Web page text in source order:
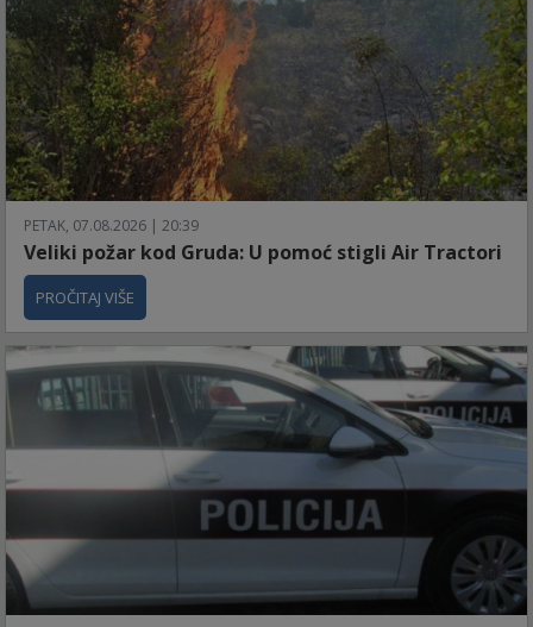
PETAK, 07.08.2026 | 20:39
Veliki požar kod Gruda: U pomoć stigli Air Tractori
PROČITAJ VIŠE